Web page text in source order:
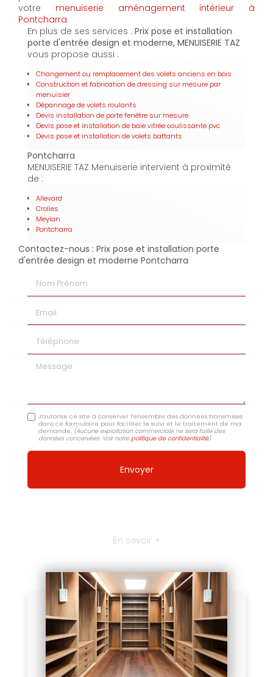
votre menuiserie aménagement intérieur à
Pontcharra.
En plus de ses services : Prix pose et installation
porte d'entrée design et moderne, MENUISERIE TAZ
vous propose aussi :
Changement ou remplacement des volets anciens en bois
Construction et fabrication de dressing sur mesure par
menuisier
Dépannage de volets roulants
Devis installation de porte fenêtre sur mesure
Devis pose et installation de baie vitrée coulissante pvc
Devis pose et installation de volets battants
Pontcharra
MENUISERIE TAZ Menuiserie intervient à proximité
de :
Allevard
Crolles
Meylan
Pontcharra
Contactez-nous : Prix pose et installation porte
d'entrée design et moderne Pontcharra
Message
J'autorise ce site à conserver l'ensemble des données transmises
dans ce formulaire pour faciliter le suivi et le traitement de ma
demande. (Aucune exploitation commerciale ne sera faite des
données concervées. Voir notrepolitique de confidentialité)
En savoir +